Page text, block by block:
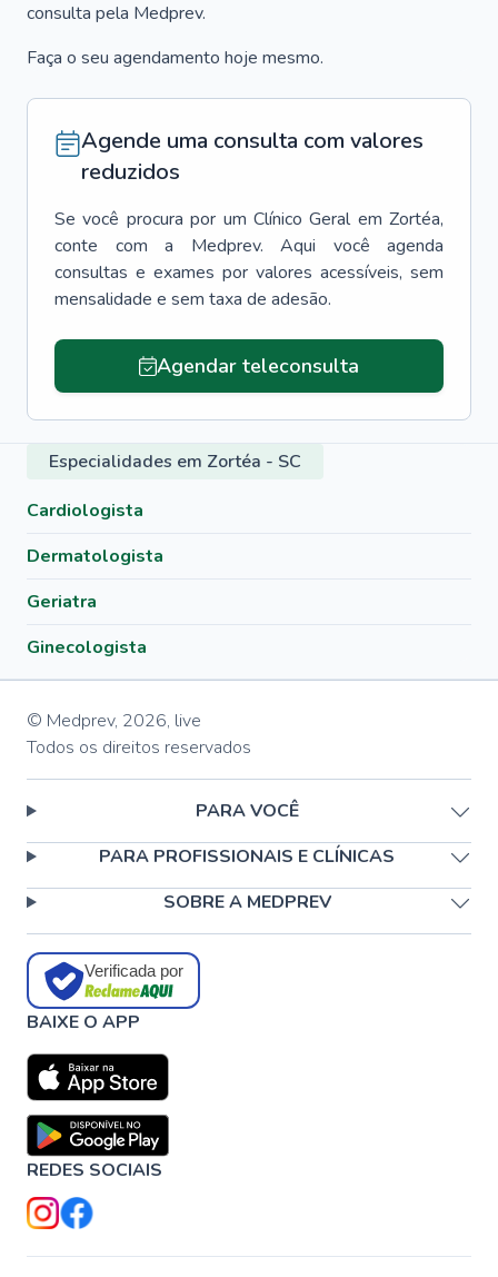
consulta pela Medprev.
Faça o seu agendamento hoje mesmo.
Agende uma consulta com valores
reduzidos
Se você procura por um Clínico Geral em Zortéa,
conte com a Medprev. Aqui você agenda
consultas e exames por valores acessíveis, sem
mensalidade e sem taxa de adesão.
Agendar teleconsulta
Especialidades em Zortéa - SC
Cardiologista
Dermatologista
Geriatra
Ginecologista
© Medprev, 2026, live
Todos os direitos reservados
PARA VOCÊ
PARA PROFISSIONAIS E CLÍNICAS
SOBRE A MEDPREV
Verificada por
BAIXE O APP
REDES SOCIAIS